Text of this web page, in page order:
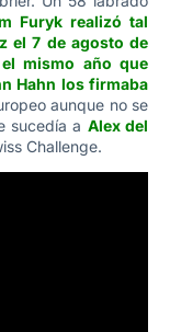
Furyk realizó tal
el 7 de agosto de
mismo año que
Hahn los firmaba
aunque no se
sucedía a Alex del
Challenge.